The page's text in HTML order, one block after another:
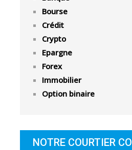
Bourse
Crédit
Crypto
Epargne
Forex
Immobilier
Option binaire
NOTRE COURTIER